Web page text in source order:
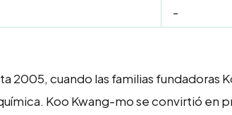
-
2005, cuando las familias fundadoras
Koo Kwang-mo se convirtió en